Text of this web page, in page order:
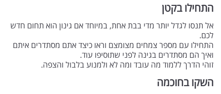
התחילו בקטן
אל תנסו לגדל יותר מדי בבת אחת, במיוחד אם גינון הוא תחום חדש
לכם.
התחילו עם מספר צמחים מצומצם וראו כיצד אתם מסתדרים איתם
ואיך הם מסתדרים בגינה לפני שתוסיפו עוד.
זוהי הדרך ללמוד מה עובד ומה לא ולמנוע בלבול והצפה.
השקו בחוכמה